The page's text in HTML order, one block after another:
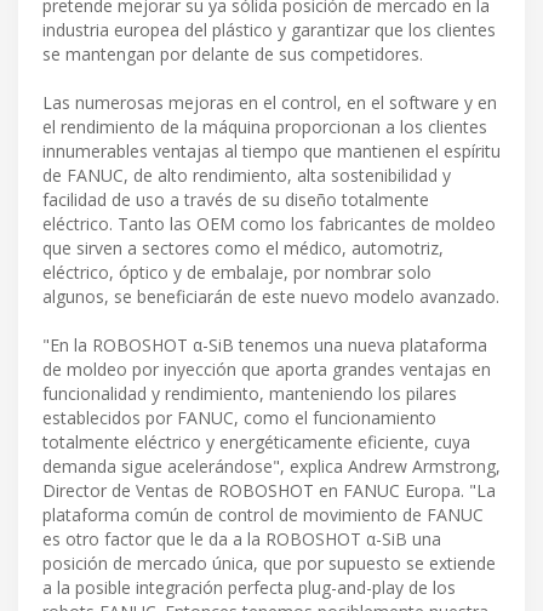
pretende mejorar su ya sólida posición de mercado en la
industria europea del plástico y garantizar que los clientes
se mantengan por delante de sus competidores.
Las numerosas mejoras en el control, en el software y en
el rendimiento de la máquina proporcionan a los clientes
innumerables ventajas al tiempo que mantienen el espíritu
de FANUC, de alto rendimiento, alta sostenibilidad y
facilidad de uso a través de su diseño totalmente
eléctrico. Tanto las OEM como los fabricantes de moldeo
que sirven a sectores como el médico, automotriz,
eléctrico, óptico y de embalaje, por nombrar solo
algunos, se beneficiarán de este nuevo modelo avanzado.
"En la ROBOSHOT α-SiB tenemos una nueva plataforma
de moldeo por inyección que aporta grandes ventajas en
funcionalidad y rendimiento, manteniendo los pilares
establecidos por FANUC, como el funcionamiento
totalmente eléctrico y energéticamente eficiente, cuya
demanda sigue acelerándose", explica Andrew Armstrong,
Director de Ventas de ROBOSHOT en FANUC Europa. "La
plataforma común de control de movimiento de FANUC
es otro factor que le da a la ROBOSHOT α-SiB una
posición de mercado única, que por supuesto se extiende
a la posible integración perfecta plug-and-play de los